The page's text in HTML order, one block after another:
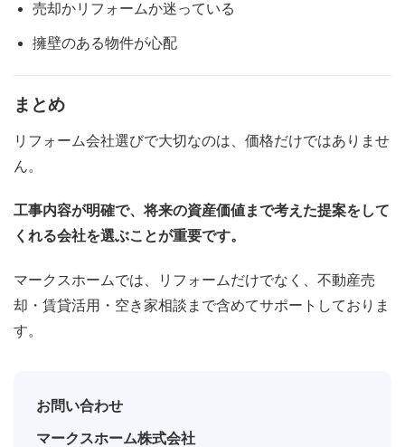
売却かリフォームか迷っている
擁壁のある物件が心配
まとめ
リフォーム会社選びで大切なのは、価格だけではありませ
ん。
工事内容が明確で、将来の資産価値まで考えた提案をして
くれる会社を選ぶことが重要です。
マークスホームでは、リフォームだけでなく、不動産売
却・賃貸活用・空き家相談まで含めてサポートしておりま
す。
お問い合わせ
マークスホーム株式会社